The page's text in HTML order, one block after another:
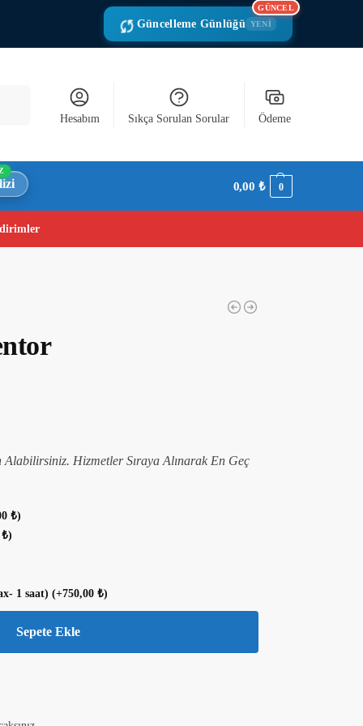
Güncelleme Günlüğü YENİ
GÜNCEL
Hesabım Sıkça Sorulan Sorular Ödeme
0,00₺ 0
Alabilirsiniz. Hizmetler Sıraya Alınarak En Geç
₺)
₺)
1 saat) (+750,00 ₺)
Sepete Ekle